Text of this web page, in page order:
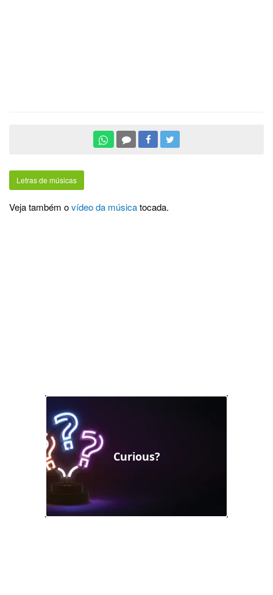
Letras de músicas
Veja também ovídeo da músicatocada.